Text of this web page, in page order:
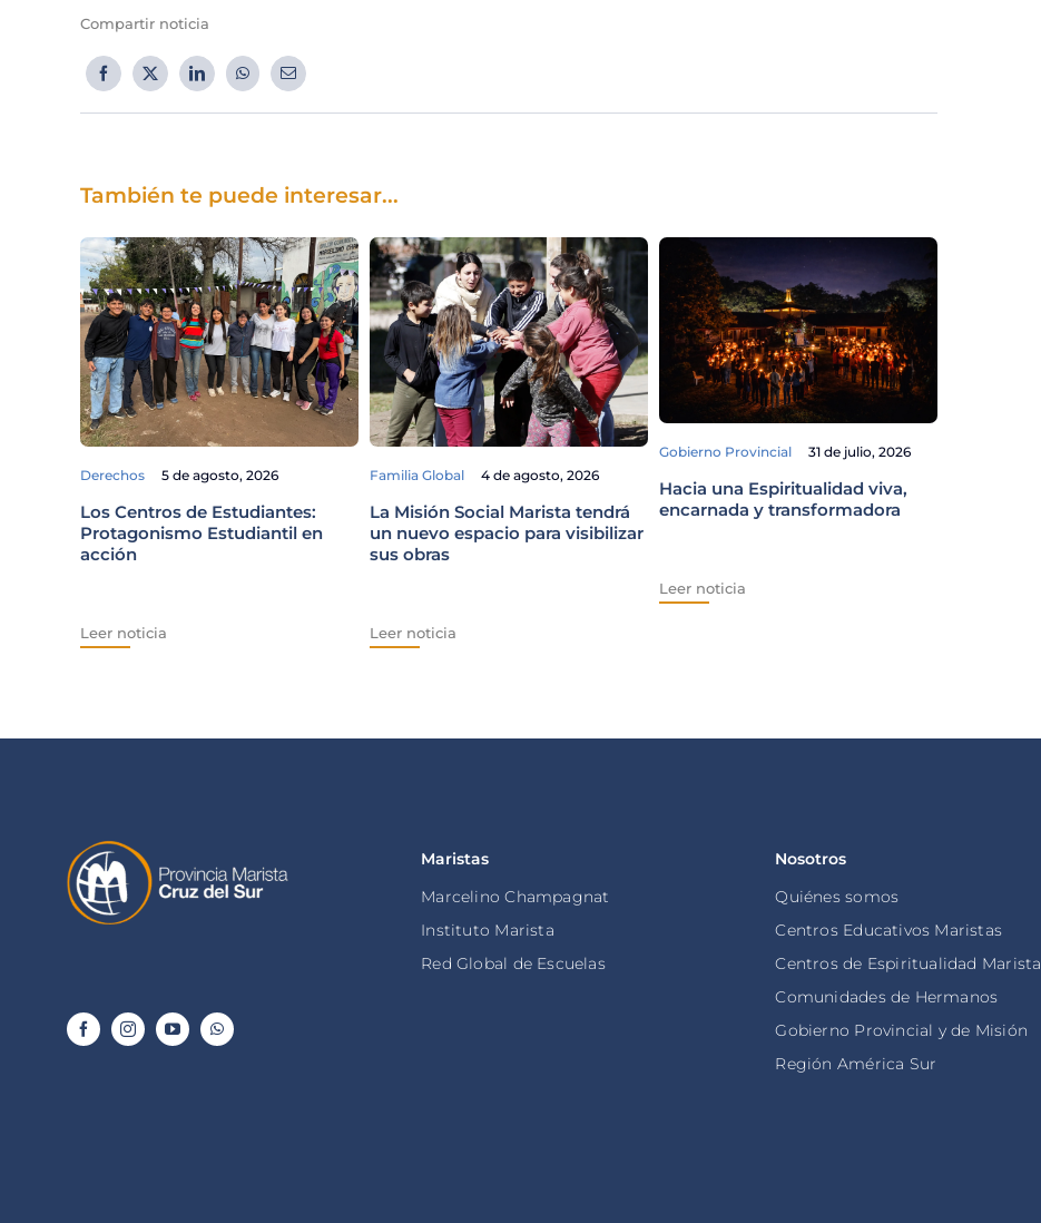
Compartir noticia
También te puede interesar...
Derechos 5 de agosto, 2026
Los Centros de Estudiantes:
Protagonismo Estudiantil en
acción
Leer noticia
Familia Global 4 de agosto, 2026
La Misión Social Marista tendrá
un nuevo espacio para visibilizar
sus obras
Leer noticia
Gobierno Provincial 31 de julio, 2026
Hacia una Espiritualidad viva,
encarnada y transformadora
Leer noticia
Maristas
Marcelino Champagnat
Instituto Marista
Red Global de Escuelas
Nosotros
Quiénes somos
Centros Educativos Maristas
Centros de Espiritualidad Marista
Comunidades de Hermanos
Gobierno Provincial y de Misión
Región América Sur